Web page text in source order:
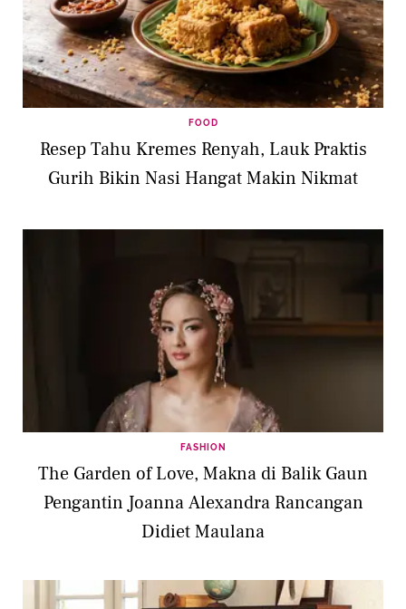
FOOD
Resep Tahu Kremes Renyah, Lauk Praktis
Gurih Bikin Nasi Hangat Makin Nikmat
FASHION
The Garden of Love, Makna di Balik Gaun
Pengantin Joanna Alexandra Rancangan
Didiet Maulana